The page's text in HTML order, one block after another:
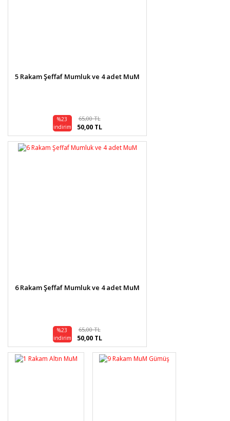
5 Rakam Şeffaf Mumluk ve 4 adet MuM
%23
indirim
65,00 TL
50,00 TL
6 Rakam Şeffaf Mumluk ve 4 adet MuM
%23
indirim
65,00 TL
50,00 TL